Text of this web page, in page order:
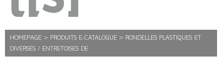
HOMEPAGE > PRODUITS E-CATALOGUE > RONDELLES PLASTIQUES ET
DIVERSES / ENTRETOISES DE